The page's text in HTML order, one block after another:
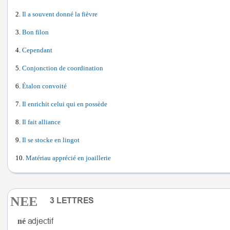
Il a souvent donné la fièvre
Bon filon
Cependant
Conjonction de coordination
Étalon convoité
Il enrichit celui qui en possède
Il fait alliance
Il se stocke en lingot
Matériau apprécié en joaillerie
NEE
né